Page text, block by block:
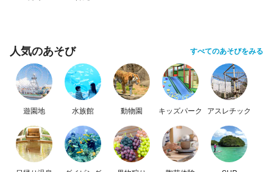
人気のあそび すべてのあそびをみる
遊園地 水族館 動物園 キッズパーク アスレチック